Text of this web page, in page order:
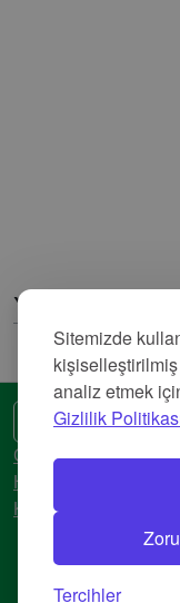
Sitemizde
analiz etmek
Gizlilik
Tercihler
Yorumlar
🌍 Başka bir dil
Gizlilik Politikası
Hizmet Şartları
Künye
©